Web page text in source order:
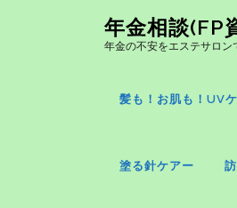
年金相談(FP
年金の不安をエステサロ
髪も！お肌も！UV
塗る針ケアー